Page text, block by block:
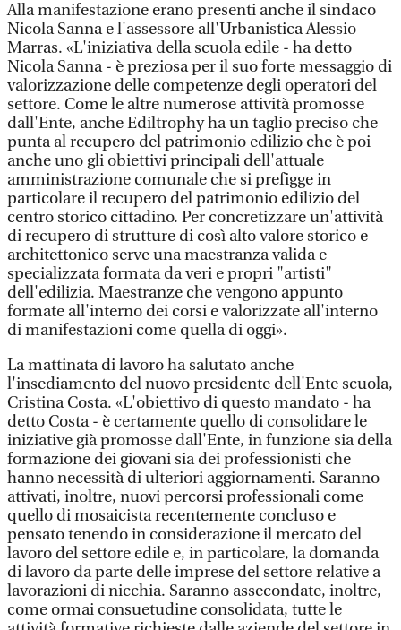
Alla manifestazione erano presenti anche il sindaco
Nicola Sanna e l'assessore all'Urbanistica Alessio
Marras. «L'iniziativa della scuola edile - ha detto
Nicola Sanna - è preziosa per il suo forte messaggio di
valorizzazione delle competenze degli operatori del
settore. Come le altre numerose attività promosse
dall'Ente, anche Ediltrophy ha un taglio preciso che
punta al recupero del patrimonio edilizio che è poi
anche uno gli obiettivi principali dell'attuale
amministrazione comunale che si prefigge in
particolare il recupero del patrimonio edilizio del
centro storico cittadino. Per concretizzare un'attività
di recupero di strutture di così alto valore storico e
architettonico serve una maestranza valida e
specializzata formata da veri e propri "artisti"
dell'edilizia. Maestranze che vengono appunto
formate all'interno dei corsi e valorizzate all'interno
di manifestazioni come quella di oggi».
La mattinata di lavoro ha salutato anche
l'insediamento del nuovo presidente dell'Ente scuola,
Cristina Costa. «L'obiettivo di questo mandato - ha
detto Costa - è certamente quello di consolidare le
iniziative già promosse dall'Ente, in funzione sia della
formazione dei giovani sia dei professionisti che
hanno necessità di ulteriori aggiornamenti. Saranno
attivati, inoltre, nuovi percorsi professionali come
quello di mosaicista recentemente concluso e
pensato tenendo in considerazione il mercato del
lavoro del settore edile e, in particolare, la domanda
di lavoro da parte delle imprese del settore relative a
lavorazioni di nicchia. Saranno assecondate, inoltre,
come ormai consuetudine consolidata, tutte le